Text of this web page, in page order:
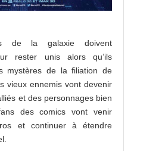
de la galaxie doivent
rester unis alors qu’ils
mystères de la filiation de
vieux ennemis vont devenir
et des personnages bien
des comics vont venir
et continuer à étendre